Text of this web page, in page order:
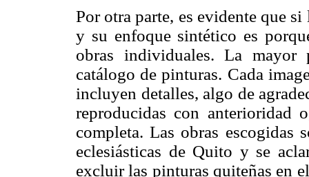
Por otra parte, es evidente que
y su enfoque sintético es
obras individuales. La
catálogo de pinturas. Cada
incluyen detalles, algo de
reproducidas con
completa. Las obras escogidas
eclesiásticas de Quito y se
excluir las pinturas quiteñas en